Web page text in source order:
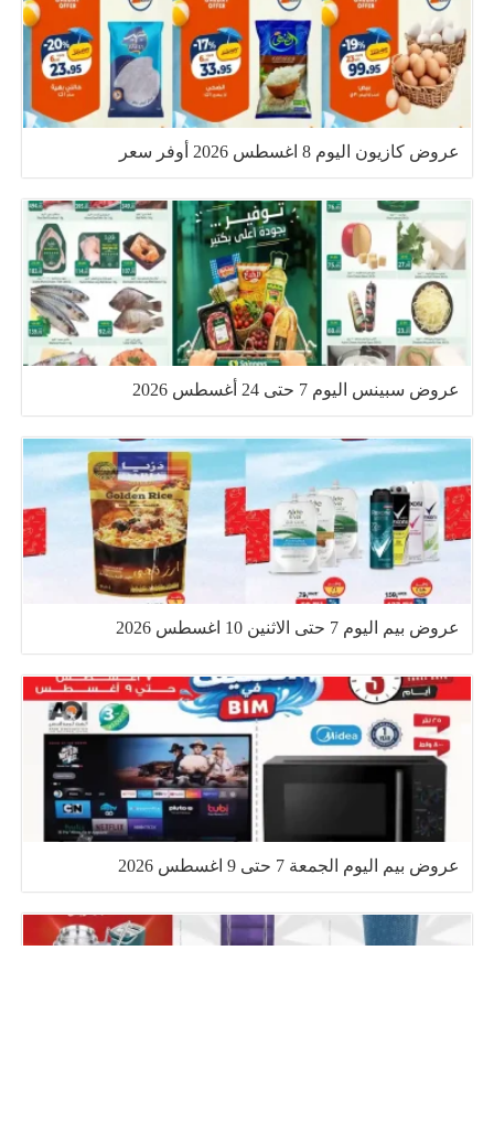
عروض كازيون اليوم 8 اغسطس 2026 أوفر سعر
عروض سبينس اليوم 7 حتى 24 أغسطس 2026
عروض بيم اليوم 7 حتى الاثنين 10 اغسطس 2026
عروض بيم اليوم الجمعة 7 حتى 9 اغسطس 2026